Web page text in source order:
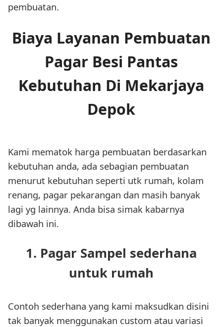
pembuatan.
Biaya Layanan Pembuatan
Pagar Besi Pantas
Kebutuhan Di Mekarjaya
Depok
Kami mematok harga pembuatan berdasarkan
kebutuhan anda, ada sebagian pembuatan
menurut kebutuhan seperti utk rumah, kolam
renang, pagar pekarangan dan masih banyak
lagi yg lainnya. Anda bisa simak kabarnya
dibawah ini.
1. Pagar Sampel sederhana
untuk rumah
Contoh sederhana yang kami maksudkan disini
tak banyak menggunakan custom atau variasi